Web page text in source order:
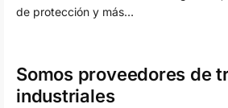
de protección y más…
Somos proveedores de
industriales